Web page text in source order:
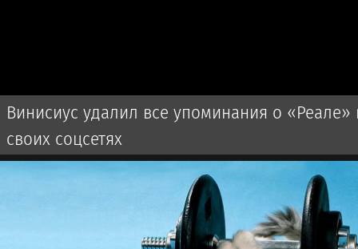
Винисиус удалил все упоминания о «Реале»
своих соцсетях